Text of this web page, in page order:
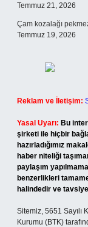
Temmuz 21, 2026
Çam kozalağı
Temmuz 19, 2026
Reklam ve İletişim:
Yasal Uyarı: Bu
şirketi ile hiçbir
hazırladığımız
haber niteliği
paylaşım
benzerlikleri
halindedir ve
Sitemiz, 5651
Kurumu (BTK)